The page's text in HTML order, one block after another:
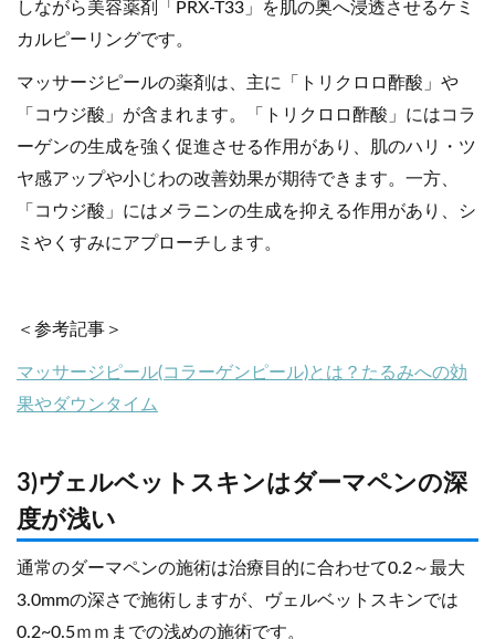
しながら美容薬剤「PRX-T33」を肌の奥へ浸透させるケミ
カルピーリングです。
マッサージピールの薬剤は、主に「トリクロロ酢酸」や
「コウジ酸」が含まれます。「トリクロロ酢酸」にはコラ
ーゲンの生成を強く促進させる作用があり、肌のハリ・ツ
ヤ感アップや小じわの改善効果が期待できます。一方、
「コウジ酸」にはメラニンの生成を抑える作用があり、シ
ミやくすみにアプローチします。
＜参考記事＞
マッサージピール(コラーゲンピール)とは？たるみへの効
果やダウンタイム
3)ヴェルベットスキンはダーマペンの深
度が浅い
通常のダーマペンの施術は治療目的に合わせて0.2～最大
3.0mmの深さで施術しますが、ヴェルベットスキンでは
0.2~0.5ｍｍまでの浅めの施術です。